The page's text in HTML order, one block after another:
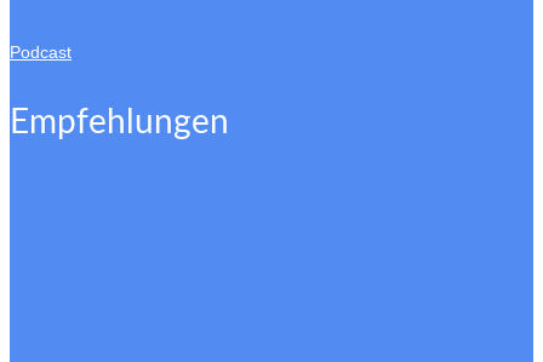
Podcast
Empfehlungen